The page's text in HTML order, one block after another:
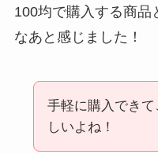
100均で購入する商品
なあと感じました！
手軽に購入でき
しいよね！